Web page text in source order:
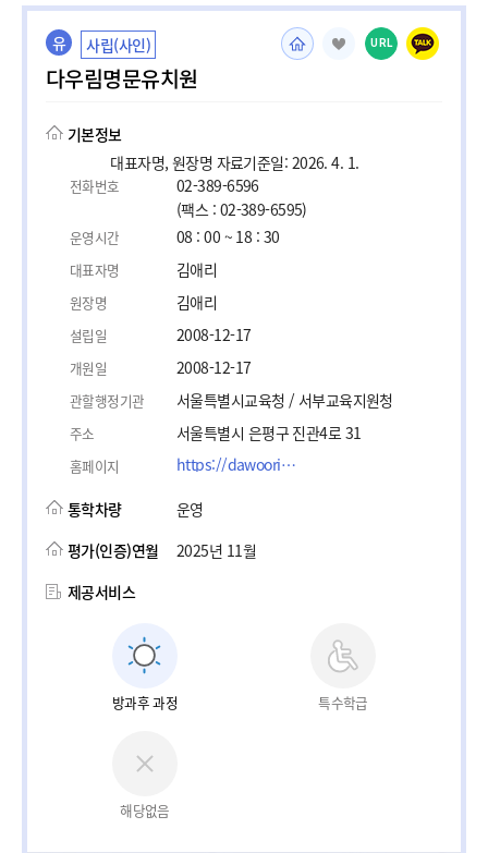
유 사립(사인)
다우림명문유치원
URL
기본정보
대표자명, 원장명 자료기준일: 2026. 4. 1.
전화번호
02-389-6596
(팩스 : 02-389-6595)
운영시간 08 : 00 ~ 18 : 30
대표자명 김애리
원장명 김애리
설립일 2008-12-17
개원일 2008-12-17
관할행정기관 서울특별시교육청 / 서부교육지원청
주소 서울특별시 은평구 진관4로 31
홈페이지 https://dawoorimelite.kidsnote.ac/home/main
통학차량
운영
평가(인증)연월
2025년 11월
제공서비스
방과후 과정 특수학급
해당없음